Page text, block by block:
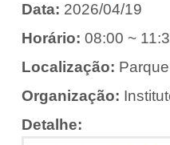
Data: 2026/04/19
Horário: 08:00 ~
Localização:
Organização:
Detalhe: